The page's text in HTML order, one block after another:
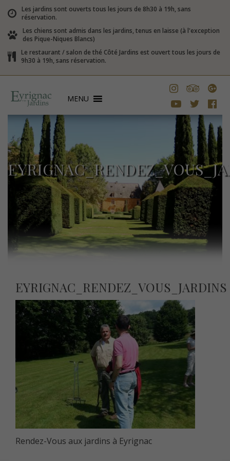
Les jardins sont ouverts tous les jours de 8h30 à 19h, sans
réservation.
Les chiens sont admis dans les jardins, tenus en laisse (à l'exception
des Pique-Niques Blancs)
Le restaurant / salon de thé Côté Jardins est ouvert tous les jours de
9h30 à 19h, sans réservation.
MENU
EYRIGNAC_RENDEZ_VOUS_JARDINS
Rendez-Vous aux jardins à Eyrignac